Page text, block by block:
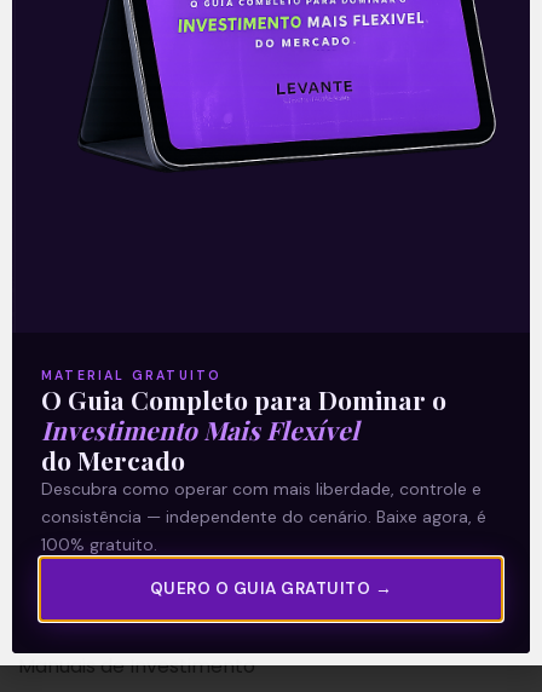
Leia mais
05/04/2021
Termos e Condições
Política de Privacidade
Explore
Artigos
E Eu Com Isso?
Vídeos no Youtube
Manuais de Investimento
MATERIAL GRATUITO
O Guia Completo para Dominar o
Investimento Mais Flexível
do Mercado
Descubra como operar com mais liberdade, controle e
consistência — independente do cenário. Baixe agora, é
100% gratuito.
QUERO O GUIA GRATUITO →